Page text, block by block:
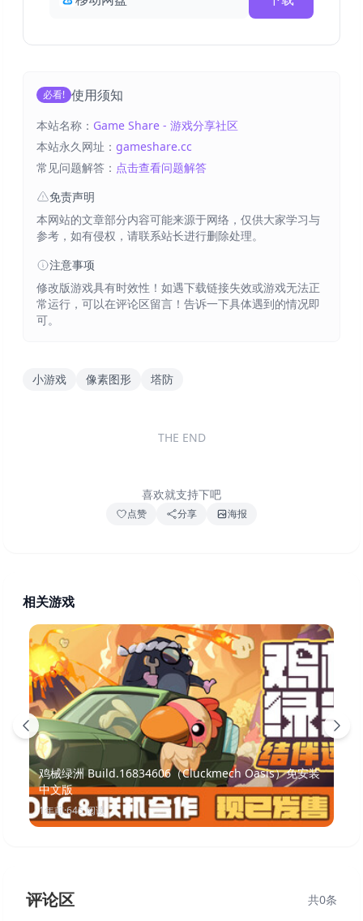
必看! 使用须知
本站名称： Game Share - 游戏分享社区
本站永久网址： gameshare.cc
常见问题解答： 点击查看问题解答
免责声明
本网站的文章部分内容可能来源于网络，仅供大家学习与
参考，如有侵权，请联系站长进行删除处理。
注意事项
修改版游戏具有时效性！如遇下载链接失效或游戏无法正
常运行，可以在评论区留言！告诉一下具体遇到的情况即
可。
小游戏 像素图形 塔防
THE END
喜欢就支持下吧
点赞 分享 海报
相关游戏
鸡械绿洲 Build.16834606（Cluckmech Oasis）免安装
中文版
1年前·645阅读
评论区 共0条